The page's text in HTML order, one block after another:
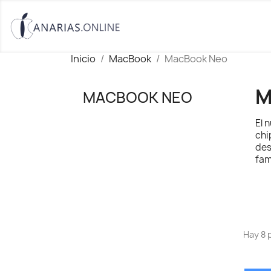
Inicio MacBook MacBook Neo
MACBOOK NEO
El
Hay 8